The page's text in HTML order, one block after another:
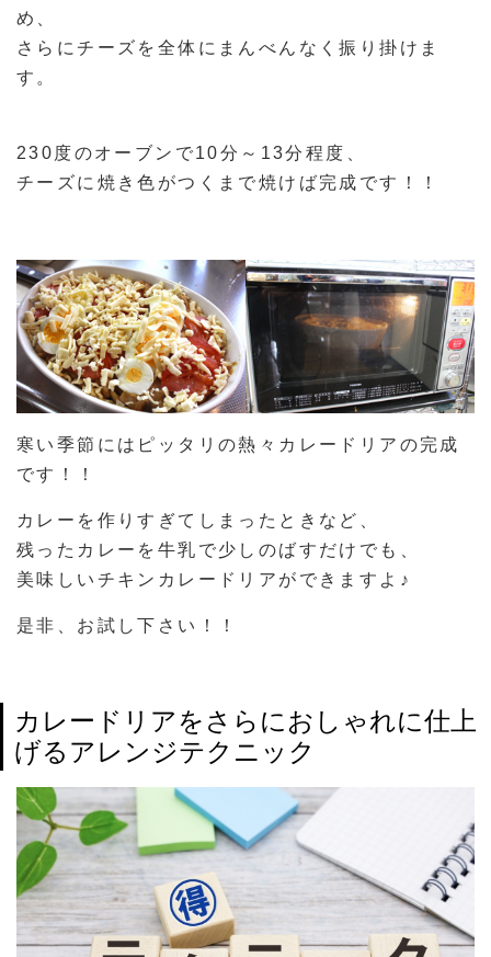
め、
さらにチーズを全体にまんべんなく振り掛けま
す。
230度のオーブンで10分～13分程度、
チーズに焼き色がつくまで焼けば完成です！！
寒い季節にはピッタリの熱々カレードリアの完成
です！！
カレーを作りすぎてしまったときなど、
残ったカレーを牛乳で少しのばすだけでも、
美味しいチキンカレードリアができますよ♪
是非、お試し下さい！！
カレードリアをさらにおしゃれに仕上
げるアレンジテクニック